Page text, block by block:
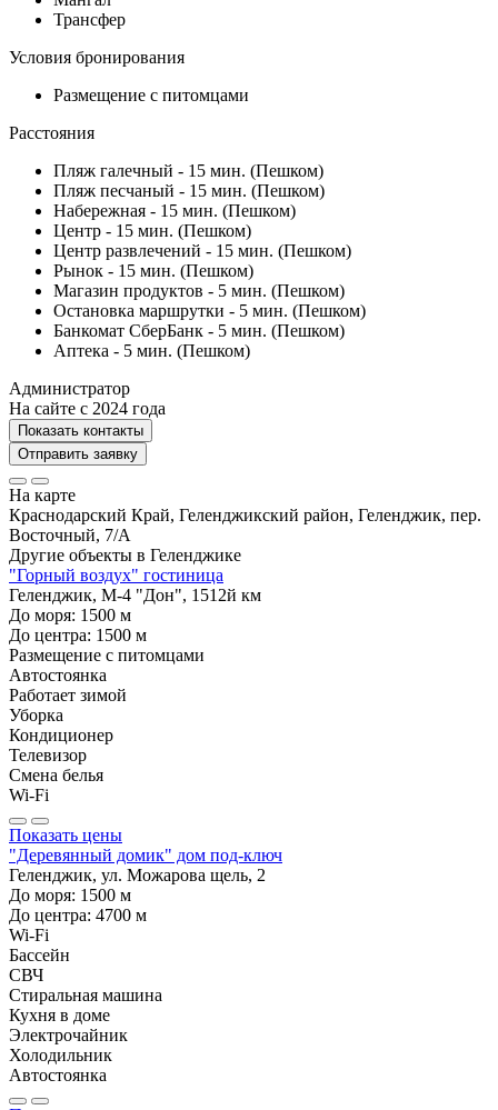
Трансфер
Условия бронирования
Размещение с питомцами
Расстояния
Пляж галечный - 15 мин. (Пешком)
Пляж песчаный - 15 мин. (Пешком)
Набережная - 15 мин. (Пешком)
Центр - 15 мин. (Пешком)
Центр развлечений - 15 мин. (Пешком)
Рынок - 15 мин. (Пешком)
Магазин продуктов - 5 мин. (Пешком)
Остановка маршрутки - 5 мин. (Пешком)
Банкомат СберБанк - 5 мин. (Пешком)
Аптека - 5 мин. (Пешком)
Администратор
На сайте с 2024 года
Показать контакты
Отправить заявку
На карте
Краснодарский Край, Геленджикский район, Геленджик, пер.
Восточный, 7/А
Другие объекты в Геленджике
"Горный воздух" гостиница
Геленджик, М-4 "Дон", 1512й км
До моря: 1500 м
До центра: 1500 м
Размещение с питомцами
Автостоянка
Работает зимой
Уборка
Кондиционер
Телевизор
Смена белья
Wi-Fi
Показать цены
"Деревянный домик" дом под-ключ
Геленджик, ул. Можарова щель, 2
До моря: 1500 м
До центра: 4700 м
Wi-Fi
Бассейн
СВЧ
Стиральная машина
Кухня в доме
Электрочайник
Холодильник
Автостоянка